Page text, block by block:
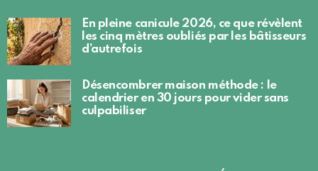
En pleine canicule 2026, ce que révèlent
les cinq mètres oubliés par les bâtisseurs
d’autrefois
Désencombrer maison méthode : le
calendrier en 30 jours pour vider sans
culpabiliser